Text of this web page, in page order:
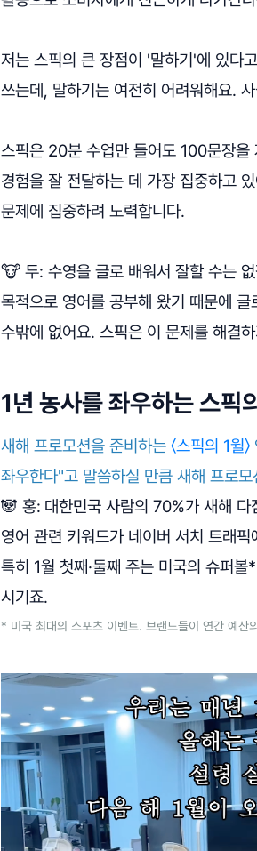
저는 스픽의 큰 장점이 '말하기'에 있다
쓰는데, 말하기는 여전히 어려워해요.
스픽은 20분 수업만 들어도 100문장을
경험을 잘 전달하는 데 가장 집중하고
문제에 집중하려 노력합니다.
🐮 두: 수영을 글로 배워서 잘할 수는
목적으로 영어를 공부해 왔기 때문에
수밖에 없어요. 스픽은 이 문제를 해결
1년 농사를 좌우하는 스픽
새해 프로모션을 준비하는 〈스픽의 1월〉
좌우한다"고 말씀하실 만큼 새해 프로
🐼 홍: 대한민국 사람의 70%가 새해
영어 관련 키워드가 네이버 서치 트래
특히 1월 첫째·둘째 주는 미국의 슈퍼
시기죠.
* 미국 최대의 스포츠 이벤트. 브랜드들이 연간 예산